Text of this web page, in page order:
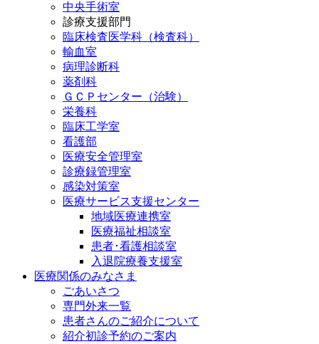
中央手術室
診療支援部門
臨床検査医学科（検査科）
輸血室
病理診断科
薬剤科
ＧＣＰセンター（治験）
栄養科
臨床工学室
看護部
医療安全管理室
診療録管理室
感染対策室
医療サービス支援センター
地域医療連携室
医療福祉相談室
患者･看護相談室
入退院療養支援室
医療関係のみなさま
ごあいさつ
専門外来一覧
患者さんのご紹介について
紹介初診予約のご案内